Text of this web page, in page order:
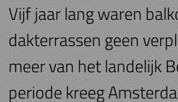
Vijf jaar lang waren
dakterrassen geen
meer van het landelijk
periode kreeg